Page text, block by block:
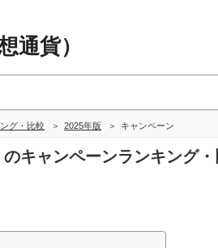
通貨）
グ・比較 2025年版 キャンペーン
キャンペーンランキング